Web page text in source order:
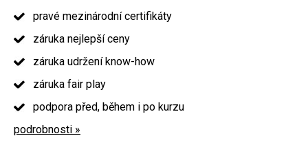
pravé mezinárodní certifikáty
záruka nejlepší ceny
záruka udržení know-how
záruka fair play
podpora před, během i po kurzu
podrobnosti »